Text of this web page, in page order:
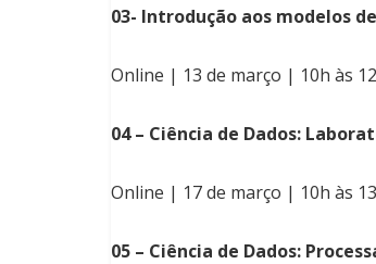
03- Introdução aos modelos
Online | 13 de março | 10h às
04 – Ciência de Dados:
Online | 17 de março | 10h às
05 – Ciência de Dados: